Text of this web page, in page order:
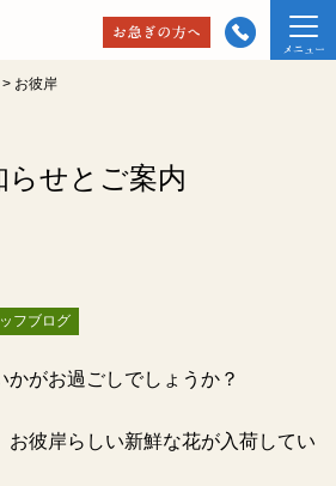
> お彼岸
らせとご案内
フブログ
がお過ごしでしょうか？
お彼岸らしい新鮮な花が入荷してい